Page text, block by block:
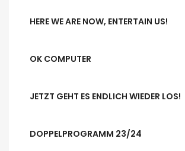
HERE WE ARE NOW, ENTERTAIN US!
OK COMPUTER
JETZT GEHT ES ENDLICH WIEDER LOS!
DOPPELPROGRAMM 23/24